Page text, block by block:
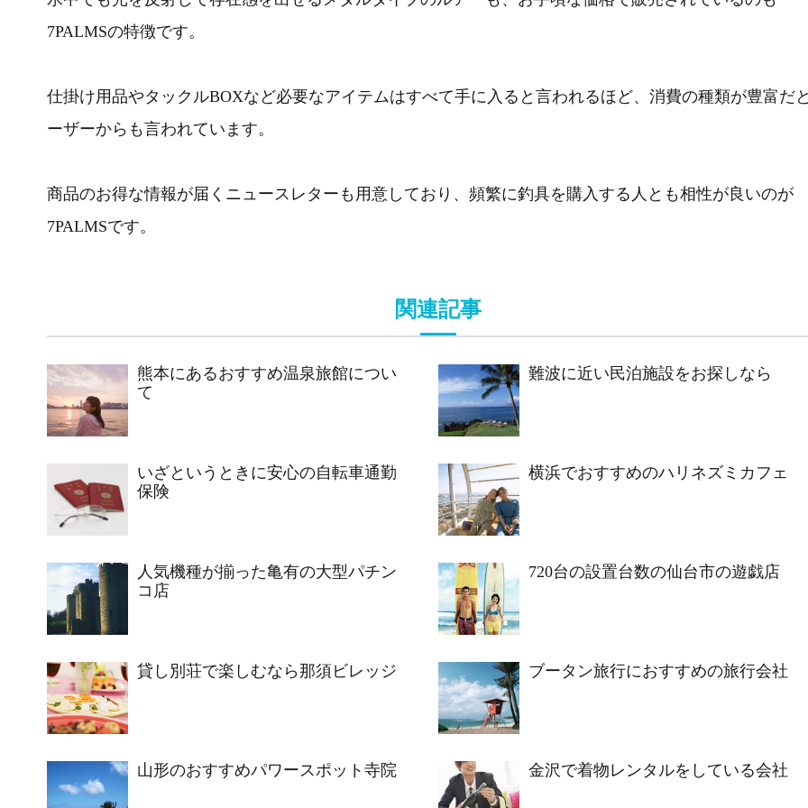
7PALMSの特徴です。
仕掛け用品やタックルBOXなど必要なアイテムはすべて手に入ると言われるほど、消費の種類が豊富だ
ーザーからも言われています。
商品のお得な情報が届くニュースレターも用意しており、頻繁に釣具を購入する人とも相性が良いのが
7PALMSです。
関連記事
熊本にあるおすすめ温泉旅館につい
て
難波に近い民泊施設をお探しなら
いざというときに安心の自転車通勤
保険
横浜でおすすめのハリネズミカフェ
人気機種が揃った亀有の大型パチン
コ店
720台の設置台数の仙台市の遊戯店
貸し別荘で楽しむなら那須ビレッジ ブータン旅行におすすめの旅行会社
山形のおすすめパワースポット寺院 金沢で着物レンタルをしている会社